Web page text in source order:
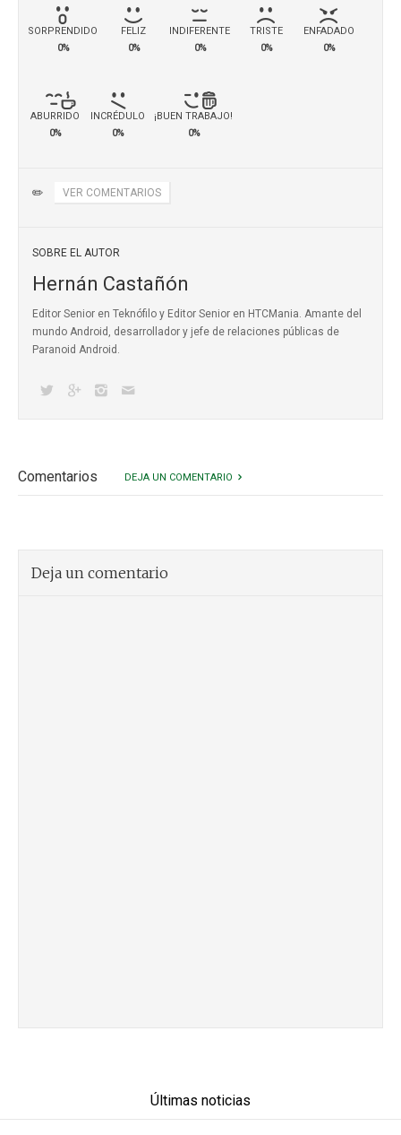
SORPRENDIDO
0%
FELIZ
0%
INDIFERENTE
0%
TRISTE
0%
ENFADADO
0%
ABURRIDO
0%
INCRÉDULO
0%
¡BUEN TRABAJO!
0%
✏️ VER COMENTARIOS
SOBRE EL AUTOR
Hernán Castañón
Editor Senior en Teknófilo y Editor Senior en HTCMania. Amante del
mundo Android, desarrollador y jefe de relaciones públicas de
Paranoid Android.
Comentarios DEJA UN COMENTARIO
Deja un comentario
Últimas noticias